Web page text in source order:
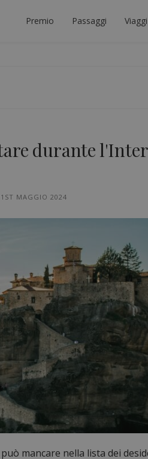
Premio Passaggi Viaggi
durante
MAGGIO 2024
mancare nella lista dei